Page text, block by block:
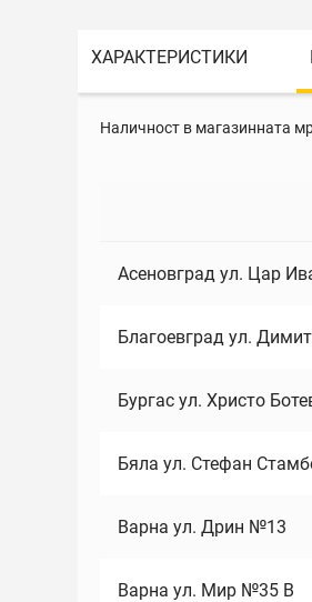
ХАРАКТЕРИСТИКИ
Наличност в магазинната
Асеновград ул. Цар
Благоевград ул.
Бургас ул. Христо
Бяла ул. Стефан
Варна ул. Дрин №13
Варна ул. Мир №35 В